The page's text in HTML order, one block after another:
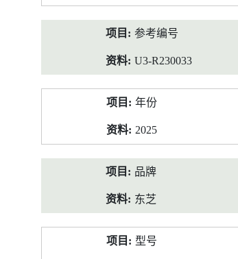
料
参考编号
U3-R230033
年份
2025
品牌
东芝
型号